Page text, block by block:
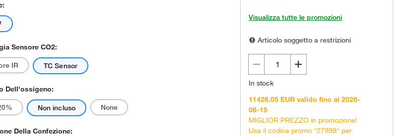
Il prodotto reale potrebbe variare.
Sensore CO2:
IR TC Sensor
Dell'ossigeno:
Non incluso None
Della Confezione:
Visualizza tutte le promozioni
Articolo soggetto a restrizioni
In stock
11426.05 EUR valido fino al 2026-
08-15
MIGLIOR PREZZO in promozione!
Usa il codice promo "27999" per